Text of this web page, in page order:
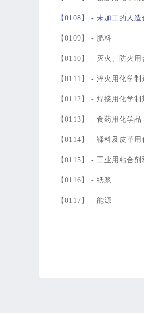
【0108】 - 未加工的人造
【0109】 - 肥料
【0110】 - 灭火、防火用
【0111】 - 淬火用化学制
【0112】 - 焊接用化学制
【0113】 - 食药用化学品
【0114】 - 鞣料及皮革用
【0115】 - 工业用粘合剂
【0116】 - 纸浆
【0117】 - 能源